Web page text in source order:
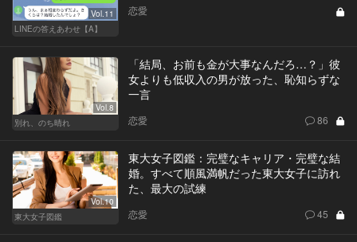
Vol.11
LINEの答えあわせ【A】
恋愛
Vol.8
別れ、のち晴れ
「結局、お前も金が大事なんだろ…？」彼
女よりも低収入の男が放った、恥知らずな
一言
恋愛 86
Vol.10
東大女子図鑑
東大女子図鑑：完璧なキャリア・完璧な結
婚。すべて順風満帆だった東大女子に訪れ
た、最大の試練
恋愛 45